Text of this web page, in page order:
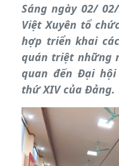
Sáng ngày 02/
Việt Xuyên tổ
hợp triển khai
quán triệt những
quan đến Đại
thứ XIV của Đảng.